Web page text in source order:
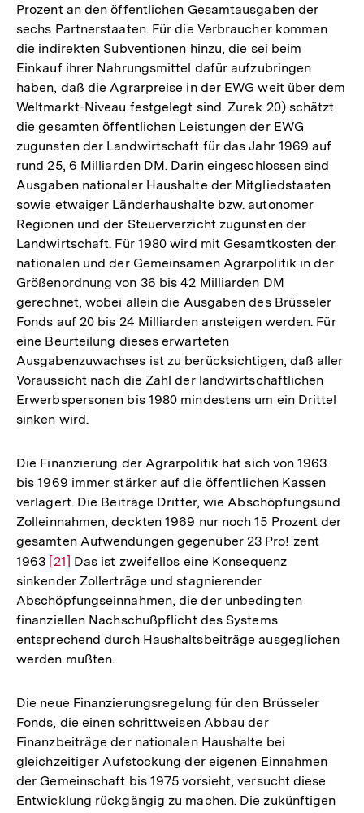
Prozent an den öffentlichen Gesamtausgaben der
sechs Partnerstaaten. Für die Verbraucher kommen
die indirekten Subventionen hinzu, die sei beim
Einkauf ihrer Nahrungsmittel dafür aufzubringen
haben, daß die Agrarpreise in der EWG weit über dem
Weltmarkt-Niveau festgelegt sind. Zurek 20) schätzt
die gesamten öffentlichen Leistungen der EWG
zugunsten der Landwirtschaft für das Jahr 1969 auf
rund 25, 6 Milliarden DM. Darin eingeschlossen sind
Ausgaben nationaler Haushalte der Mitgliedstaaten
sowie etwaiger Länderhaushalte bzw. autonomer
Regionen und der Steuerverzicht zugunsten der
Landwirtschaft. Für 1980 wird mit Gesamtkosten der
nationalen und der Gemeinsamen Agrarpolitik in der
Größenordnung von 36 bis 42 Milliarden DM
gerechnet, wobei allein die Ausgaben des Brüsseler
Fonds auf 20 bis 24 Milliarden ansteigen werden. Für
eine Beurteilung dieses erwarteten
Ausgabenzuwachses ist zu berücksichtigen, daß aller
Voraussicht nach die Zahl der landwirtschaftlichen
Erwerbspersonen bis 1980 mindestens um ein Drittel
sinken wird.
Die Finanzierung der Agrarpolitik hat sich von 1963
bis 1969 immer stärker auf die öffentlichen Kassen
verlagert. Die Beiträge Dritter, wie Abschöpfungsund
Zolleinnahmen, deckten 1969 nur noch 15 Prozent der
gesamten Aufwendungen gegenüber 23 Pro! zent
1963 Zur
Auflösung
der
Fußnote
[21] Das ist zweifellos eine Konsequenz
sinkender Zollerträge und stagnierender
Abschöpfungseinnahmen, die der unbedingten
finanziellen Nachschußpflicht des Systems
entsprechend durch Haushaltsbeiträge ausgeglichen
werden mußten.
Die neue Finanzierungsregelung für den Brüsseler
Fonds, die einen schrittweisen Abbau der
Finanzbeiträge der nationalen Haushalte bei
gleichzeitiger Aufstockung der eigenen Einnahmen
der Gemeinschaft bis 1975 vorsieht, versucht diese
Entwicklung rückgängig zu machen. Die zukünftigenZum